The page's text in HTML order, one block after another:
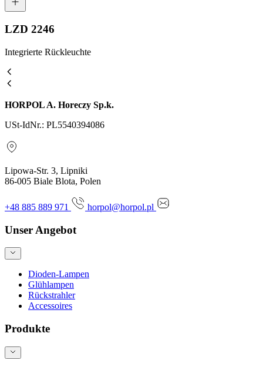
LZD 2246
Integrierte Rückleuchte
HORPOL A. Horeczy Sp.k.
USt-IdNr.: PL5540394086
Lipowa-Str. 3, Lipniki
86-005 Biale Blota, Polen
+48 885 889 971 horpol@horpol.pl
Unser Angebot
Dioden-Lampen
Glühlampen
Rückstrahler
Accessoires
Produkte